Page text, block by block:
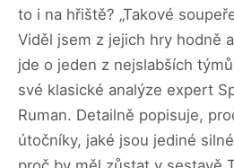
to i na hřiště? „Takové
Viděl jsem z jejich hry hodně
jde o jeden z nejslabších
své klasické analýze expert
Ruman. Detailně popisuje,
útočníky, jaké jsou jediné